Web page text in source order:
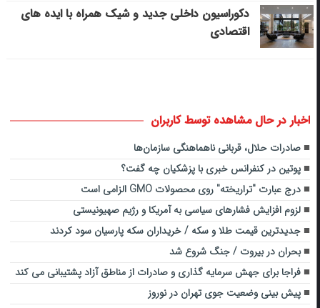
دکوراسیون داخلی جدید و شیک همراه با ایده های
اقتصادی
اخبار در حال مشاهده توسط کاربران
صادرات حلال، قربانی ناهماهنگی سازمان‌ها
پوتین در کنفرانس خبری با پزشکیان چه گفت؟
درج عبارت "تراریخته" روی محصولات GMO الزامی است
لزوم افزایش فشارهای سیاسی به آمریکا و رژیم صهیونیستی
جدیدترین قیمت طلا و سکه / خریداران سکه پارسیان سود کردند
بحران در بیروت / جنگ شروع شد
فراجا برای جهش سرمایه گذاری و صادرات از مناطق آزاد پشتیبانی می کند
پیش بینی وضعیت جوی تهران در نوروز